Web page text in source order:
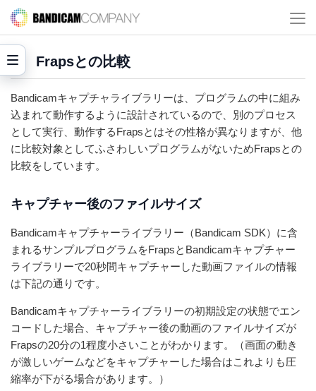
Frapsとの比較
Bandicamキャプチャライブラリーは、プログラムの中に組み
込まれて動作するように設計されているので、別のプロセス
として実行、動作するFrapsとはその性格が異なりますが、他
に比較対象としてふさわしいプログラムがないためFrapsとの
比較をしています。
キャプチャー後のファイルサイズ
Bandicamキャプチャーライブラリー（Bandicam SDK）に含
まれるサンプルプログラムをFrapsとBandicamキャプチャー
ライブラリーで20秒間キャプチャーした動画ファイルの情報
は下記の通りです。
Bandicamキャプチャーライブラリーの初期設定の状態でエン
コードした場合、キャプチャー後の動画のファイルサイズが
Frapsの20分の1程度小さいことがわかります。（画面の動き
が激しいゲームなどをキャプチャーした場合はこれよりも圧
縮率が下がる場合があります。）